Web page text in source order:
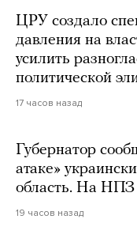
ЦРУ создало
давления на
усилить
политической
17 часов назад
Губернатор
атаке»
область. На
19 часов назад